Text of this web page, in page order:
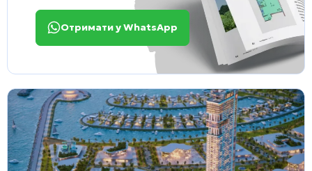
Отримати у WhatsApp